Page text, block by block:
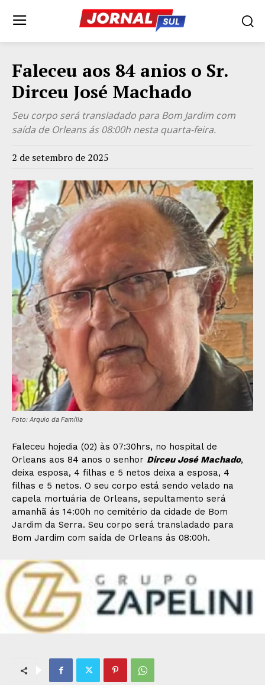
Faleceu aos 84 anios o Sr.
Dirceu José Machado
Seu corpo será transladado para Bom Jardim com
saída de Orleans ás 08:00h nesta quarta-feira.
2 de setembro de 2025
Foto: Arquio da Família
Faleceu hojedia (02) às 07:30hrs, no hospital de
Orleans aos 84 anos o senhor Dirceu José Machado,
deixa esposa, 4 filhas e 5 netos deixa a esposa, 4
filhas e 5 netos. O seu corpo está sendo velado na
capela mortuária de Orleans, sepultamento será
amanhã ás 14:00h no cemitério da cidade de Bom
Jardim da Serra. Seu corpo será transladado para
Bom Jardim com saída de Orleans ás 08:00h.